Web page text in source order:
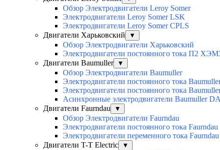
Обзор Электродвигатели Leroy Somer
Электродвигатели Leroy Somer LSK
Электродвигатели Leroy Somer CPLS
Двигатели Харьковский
▼
Обзор Электродвигатели Харьковский
Электродвигатели постоянного тока П2
Двигатели Baumuller
▼
Обзор Электродвигатели Baumuller
Электродвигатели постоянного тока
Электродвигатели постоянного тока
Асинхронные электродвигатели Baumuller
Двигатели Faurndau
▼
Обзор Электродвигатели Faurndau
Электродвигатели постоянного тока Faurndau
Электродвигатели переменного тока
Двигатели T-T Electric
▼